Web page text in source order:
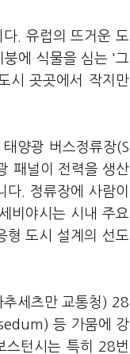
. 유럽의 뜨거운 도
붕에 식물을 심는 '그
시 곳곳에서 작지만
양광 버스정류장(S
패널이 전력을 생산
. 정류장에 사람이
비야시는 시내 주요
형 도시 설계의 선도
세츠만 교통청) 28
등 가뭄에 강
스턴시는 특히 28번